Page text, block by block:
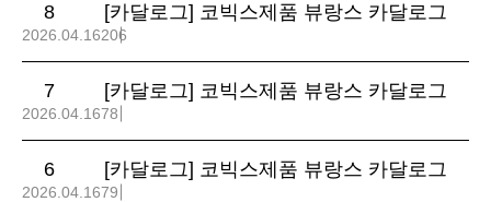
8 [카달로그] 코빅스제품 뷰랑스 카달로그
2026.04.16206
7 [카달로그] 코빅스제품 뷰랑스 카달로그
2026.04.1678
6 [카달로그] 코빅스제품 뷰랑스 카달로그
2026.04.1679